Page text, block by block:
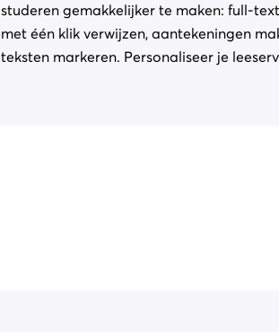
studeren gemakkelijker te maken: full-
met één klik verwijzen, aantekeningen
teksten markeren. Personaliseer je